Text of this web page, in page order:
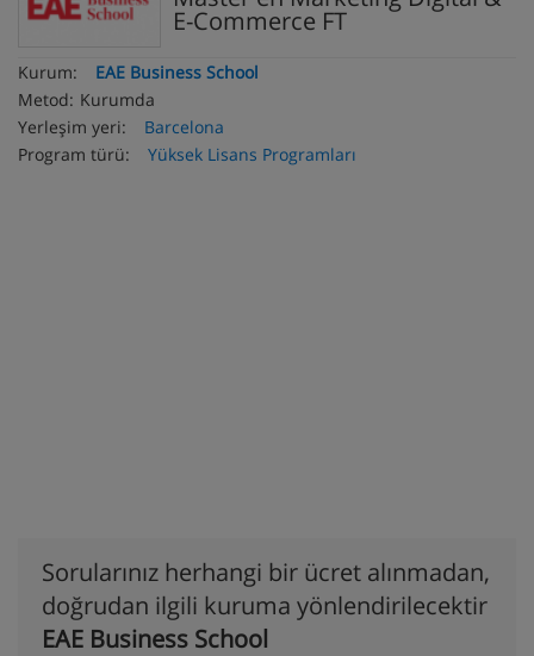
E-Commerce FT
Kurum:
EAE Business School
Metod: Kurumda
Yerleşim yeri:
Barcelona
Program türü:
Yüksek Lisans Programları
Sorularınız herhangi bir ücret alınmadan,
doğrudan ilgili kuruma yönlendirilecektir
EAE Business School